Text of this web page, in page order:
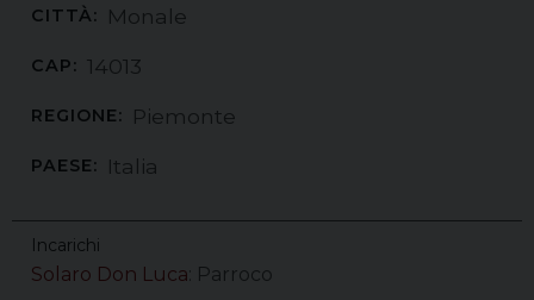
CITTÀ: Monale
CAP: 14013
REGIONE: Piemonte
PAESE: Italia
Incarichi
Solaro Don Luca : Parroco